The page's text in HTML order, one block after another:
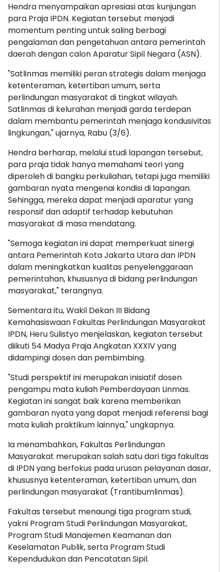
Hendra menyampaikan apresiasi atas kunjungan
para Praja IPDN. Kegiatan tersebut menjadi
momentum penting untuk saling berbagi
pengalaman dan pengetahuan antara pemerintah
daerah dengan calon Aparatur Sipil Negara (ASN).
"Satlinmas memiliki peran strategis dalam menjaga
ketenteraman, ketertiban umum, serta
perlindungan masyarakat di tingkat wilayah.
Satlinmas di kelurahan menjadi garda terdepan
dalam membantu pemerintah menjaga kondusivitas
lingkungan," ujarnya, Rabu (3/6).
Hendra berharap, melalui studi lapangan tersebut,
para praja tidak hanya memahami teori yang
diperoleh di bangku perkuliahan, tetapi juga memiliki
gambaran nyata mengenai kondisi di lapangan.
Sehingga, mereka dapat menjadi aparatur yang
responsif dan adaptif terhadap kebutuhan
masyarakat di masa mendatang.
"Semoga kegiatan ini dapat memperkuat sinergi
antara Pemerintah Kota Jakarta Utara dan IPDN
dalam meningkatkan kualitas penyelenggaraan
pemerintahan, khususnya di bidang perlindungan
masyarakat," terangnya.
Sementara itu, Wakil Dekan III Bidang
Kemahasiswaan Fakultas Perlindungan Masyarakat
IPDN, Heru Sulistyo menjelaskan, kegiatan tersebut
diikuti 54 Madya Praja Angkatan XXXIV yang
didampingi dosen dan pembimbing.
"Studi perspektif ini merupakan inisiatif dosen
pengampu mata kuliah Pemberdayaan Linmas.
Kegiatan ini sangat baik karena memberikan
gambaran nyata yang dapat menjadi referensi bagi
mata kuliah praktikum lainnya," ungkapnya.
Ia menambahkan, Fakultas Perlindungan
Masyarakat merupakan salah satu dari tiga fakultas
di IPDN yang berfokus pada urusan pelayanan dasar,
khususnya ketenteraman, ketertiban umum, dan
perlindungan masyarakat (Trantibumlinmas).
Fakultas tersebut menaungi tiga program studi,
yakni Program Studi Perlindungan Masyarakat,
Program Studi Manajemen Keamanan dan
Keselamatan Publik, serta Program Studi
Kependudukan dan Pencatatan Sipil.